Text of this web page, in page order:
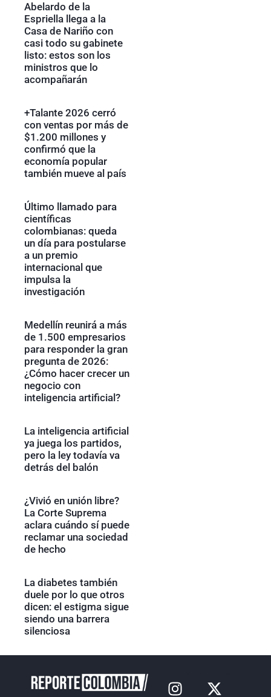
Abelardo de la
Espriella llega a la
Casa de Nariño con
casi todo su gabinete
listo: estos son los
ministros que lo
acompañarán
+Talante 2026 cerró
con ventas por más de
$1.200 millones y
confirmó que la
economía popular
también mueve al país
Último llamado para
científicas
colombianas: queda
un día para postularse
a un premio
internacional que
impulsa la
investigación
Medellín reunirá a más
de 1.500 empresarios
para responder la gran
pregunta de 2026:
¿Cómo hacer crecer un
negocio con
inteligencia artificial?
La inteligencia artificial
ya juega los partidos,
pero la ley todavía va
detrás del balón
¿Vivió en unión libre?
La Corte Suprema
aclara cuándo sí puede
reclamar una sociedad
de hecho
La diabetes también
duele por lo que otros
dicen: el estigma sigue
siendo una barrera
silenciosa